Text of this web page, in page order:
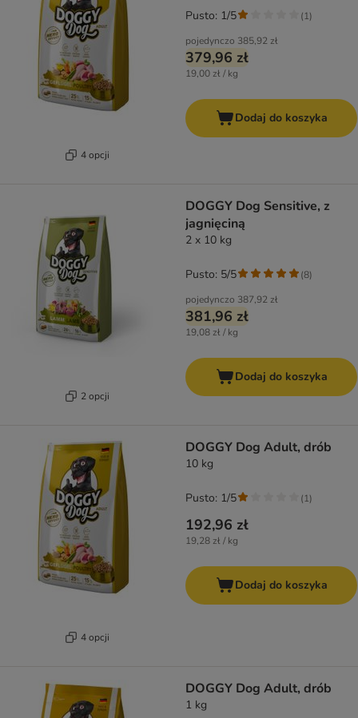
4 opcji
pojedynczo 385,92 zł
379,96 zł
19,00 zł / kg
Pusto: 1/5 (1)
Dodaj do koszyka
2 opcji
DOGGY Dog Sensitive, z
jagnięciną
2 x 10 kg
pojedynczo 387,92 zł
381,96 zł
19,08 zł / kg
Pusto: 5/5 (8)
Dodaj do koszyka
4 opcji
DOGGY Dog Adult, drób
10 kg
192,96 zł
19,28 zł / kg
Pusto: 1/5 (1)
Dodaj do koszyka
DOGGY Dog Adult, drób
1 kg